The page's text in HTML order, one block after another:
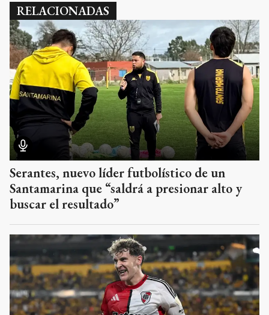
RELACIONADAS
Serantes, nuevo líder futbolístico de un
Santamarina que “saldrá a presionar alto y
buscar el resultado”